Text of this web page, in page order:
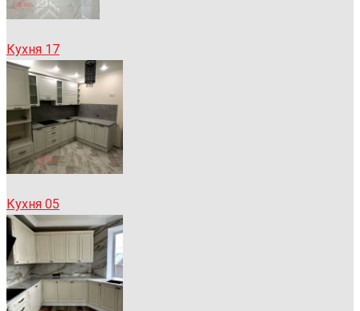
Кухня 17
Кухня 05